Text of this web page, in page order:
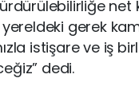
net
gerek
istişare ve iş
dedi.